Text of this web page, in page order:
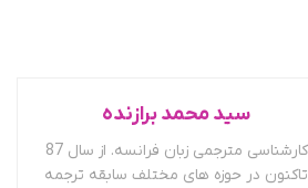
سید محمد برازنده
کارشناسی مترجمی زبان فرانسه. از سال 87
تاکنون در حوزه های مختلف سابقه ترجمه